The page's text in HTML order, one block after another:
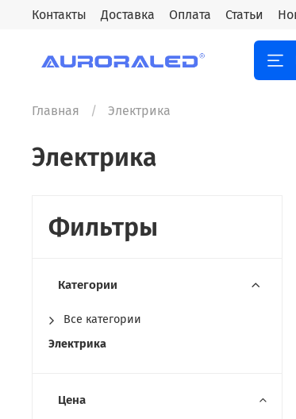
Контакты Доставка Оплата Статьи
Главная Электрика
Электрика
Фильтры
Категории
Все категории
Электрика
Цена